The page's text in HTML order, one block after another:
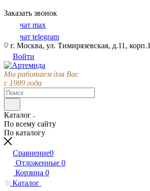
Заказать звонок
чат max
чат telegram
г. Москва, ул. Тимирязевская, д.11, корп.1
Войти
Мы работаем для Вас
с 1989 года
Каталог
По всему сайту
По каталогу
Сравнение0
Отложенные 0
Корзина 0
Каталог